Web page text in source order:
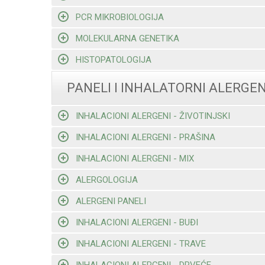
PCR MIKROBIOLOGIJA
MOLEKULARNA GENETIKA
HISTOPATOLOGIJA
PANELI I INHALATORNI
INHALACIONI ALERGENI - ŽIVOTINJSKI
INHALACIONI ALERGENI - PRAŠINA
INHALACIONI ALERGENI - MIX
ALERGOLOGIJA
ALERGENI PANELI
INHALACIONI ALERGENI - BUĐI
INHALACIONI ALERGENI - TRAVE